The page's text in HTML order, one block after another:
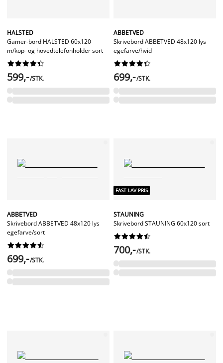
HALSTED
Gamer-bord HALSTED 60x120
m/kop- og hovedtelefonholder sort






599,-/STK.
ABBETVED
Skrivebord ABBETVED 48x120 lys
egefarve/hvid






699,-/STK.
ABBETVED
Skrivebord ABBETVED 48x120 lys
egefarve/sort






699,-/STK.
FAST LAV PRIS
STAUNING
Skrivebord STAUNING 60x120 sort






700,-/STK.